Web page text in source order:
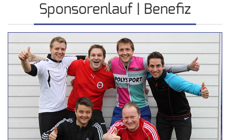
Sponsorenlauf | Benefiz